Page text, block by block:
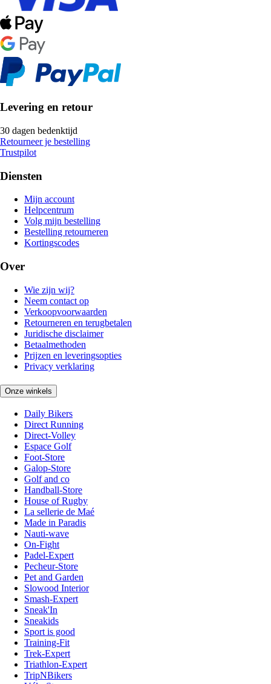
Levering en retour
30 dagen bedenktijd
Retourneer je bestelling
Trustpilot
Diensten
Mijn account
Helpcentrum
Volg mijn bestelling
Bestelling retourneren
Kortingscodes
Over
Wie zijn wij?
Neem contact op
Verkoopvoorwaarden
Retourneren en terugbetalen
Juridische disclaimer
Betaalmethoden
Prijzen en leveringsopties
Privacy verklaring
Onze winkels
Daily Bikers
Direct Running
Direct-Volley
Espace Golf
Foot-Store
Galop-Store
Golf and co
Handball-Store
House of Rugby
La sellerie de Maé
Made in Paradis
Nauti-wave
On-Fight
Padel-Expert
Pecheur-Store
Pet and Garden
Slowood Interior
Smash-Expert
Sneak'In
Sneakids
Sport is good
Training-Fit
Trek-Expert
Triathlon-Expert
TripNBikers